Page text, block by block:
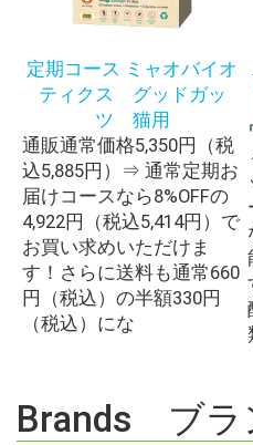
定期コース ミャオバイオ
ティクス グッドガッ
ツ 猫用
通販通常価格5,350円（税
込5,885円）⇒ 通常定期お
届けコースなら8%OFFの
4,922円（税込5,414円）で
お買い求めいただけま
す！さらに送料も通常660
円（税込）の半額330円
（税込）にな
Brands ブラ